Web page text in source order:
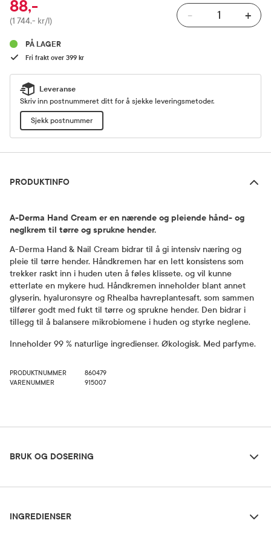
Pris
88,-
(1 744,- kr/l) - +
PÅ LAGER
Fri frakt over 399 kr
Leveranse
Skriv inn postnummeret ditt for å sjekke leveringsmetoder.
Sjekk postnummer
PRODUKTINFO
A-Derma Hand Cream er en nærende og pleiende hånd- og
neglkrem til tørre og sprukne hender.
A-Derma Hand & Nail Cream bidrar til å gi intensiv næring og
pleie til tørre hender. Håndkremen har en lett konsistens som
trekker raskt inn i huden uten å føles klissete, og vil kunne
etterlate en mykere hud. Håndkremen inneholder blant annet
glyserin, hyaluronsyre og Rhealba havreplantesaft, som sammen
tilfører godt med fukt til tørre og sprukne hender. Den bidrar i
tillegg til å balansere mikrobiomene i huden og styrke neglene.
Inneholder 99 % naturlige ingredienser. Økologisk. Med parfyme.
PRODUKTNUMMER
860479
VARENUMMER
915007
BRUK OG DOSERING
Påfør på hender og negler etter behov.
INGREDIENSER